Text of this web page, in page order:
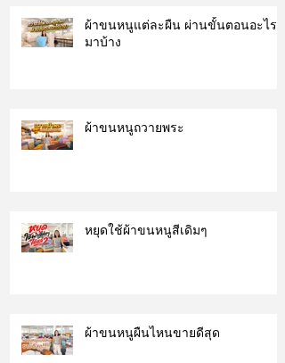
ผ้าขนหนูแต่ละผืน ผ่านขั้นตอนอะไร
มาบ้าง
ผ้าขนหนูถวายพระ
หยุดใช้ผ้าขนหนูสีเดิมๆ
ผ้าขนหนูผืนไหนขายดีสุด